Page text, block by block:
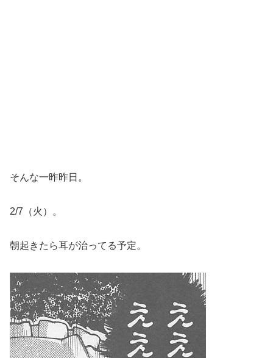
そんな一昨昨日。
2/7（火）。
朝起きたら耳が治ってる予定。